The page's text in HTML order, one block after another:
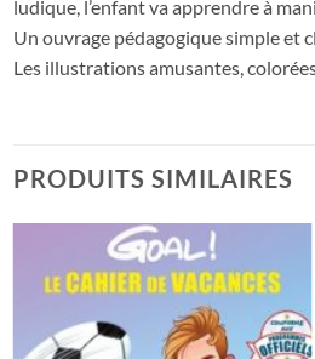
ludique, l’enfant va apprendre à
Un ouvrage pédagogique simple et
Les illustrations amusantes,
PRODUITS SIMILAIRES